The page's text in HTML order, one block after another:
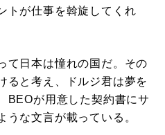
トが仕事を斡旋してくれ
日本は憧れの国だ。その
ると考え、ドルジ君は夢を
BEOが用意した契約書にサ
うな文言が載っている。